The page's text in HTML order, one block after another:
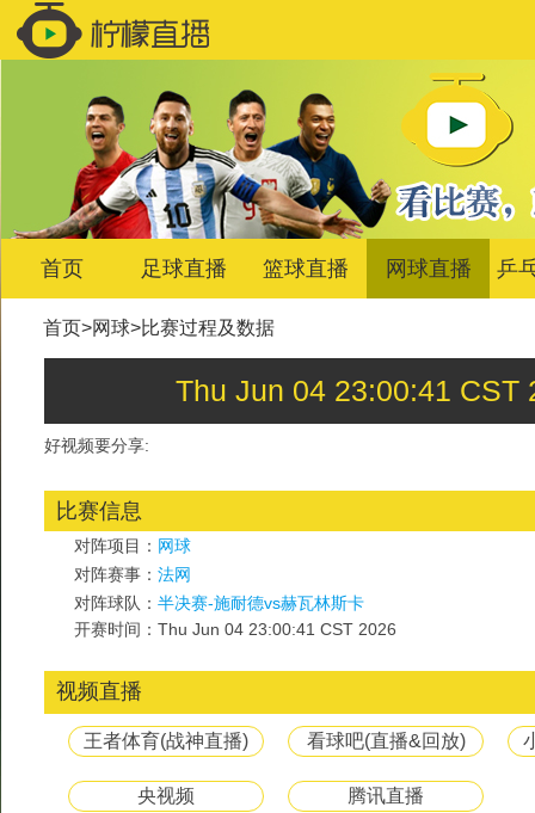
首页 足球直播 篮球直播 网球直播 乒
首页>网球>比赛过程及数据
Thu Jun 04 23:00:41
好视频要分享:
比赛信息
对阵项目： 网球
对阵赛事： 法网
对阵球队： 半决赛-施耐德vs赫瓦林斯卡
开赛时间：Thu Jun 04 23:00:41 CST 2026
视频直播
王者体育(战神直播) 看球吧(直播&回放)
央视频 腾讯直播